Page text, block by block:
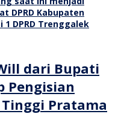
dari Bupati
Pengisian
Pratama